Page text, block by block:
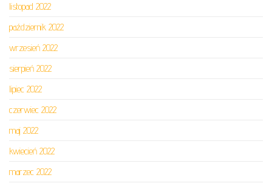
listopad 2022
październik 2022
wrzesień 2022
sierpień 2022
lipiec 2022
czerwiec 2022
maj 2022
kwiecień 2022
marzec 2022